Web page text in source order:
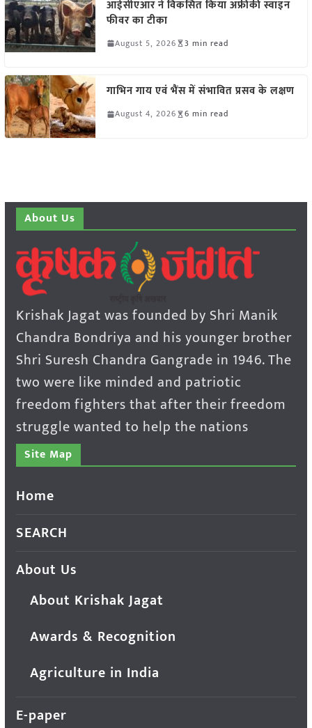
आईसीएआर ने विकसित किया अफ्रीकी स्वाइन
फीवर का टीका
August 5, 2026 3 min read
गाभिन गाय एवं भैंस में संभावित प्रसव के लक्षण
August 4, 2026 6 min read
About Us
Krishak Jagat was founded by Shri Manik
Chandra Bondriya and his younger brother
Shri Suresh Chandra Gangrade in 1946. The
two were like minded and patriotic
freedom fighters that after their freedom
struggle wanted to help the nations
Site Map
Home
SEARCH
About Us
About Krishak Jagat
Awards & Recognition
Agriculture in India
E-paper